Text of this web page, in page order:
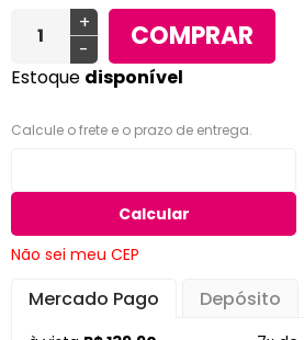
+
-
COMPRAR
Estoque disponível
Calcule o frete e o prazo de entrega.
Calcular
Não sei meu CEP
Mercado Pago Depósito